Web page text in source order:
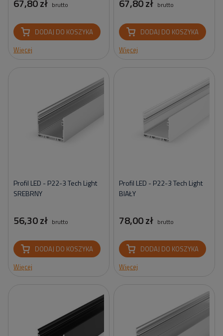
67,80 zł brutto
DODAJ DO KOSZYKA
Więcej
67,80 zł brutto
DODAJ DO KOSZYKA
Więcej
Profil LED - P22-3 Tech Light
SREBRNY
56,30 zł brutto
DODAJ DO KOSZYKA
Więcej
Profil LED - P22-3 Tech Light
BIAŁY
78,00 zł brutto
DODAJ DO KOSZYKA
Więcej